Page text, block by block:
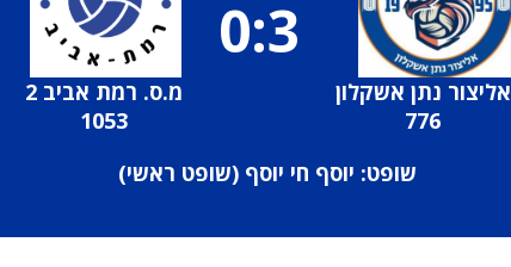
אליצור נתן אשקלון
776
0:3
מ.ס. רמת אביב 2
1053
שופט: יוסף חי יוסף (שופט ראשי)